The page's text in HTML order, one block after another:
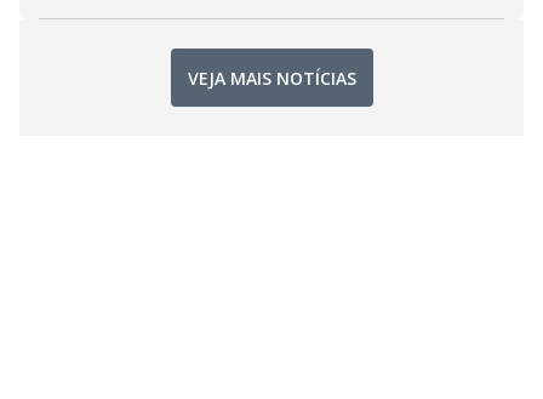
VEJA MAIS NOTÍCIAS